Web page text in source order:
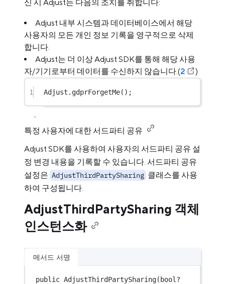
신 시 Adjust는 다음의 조치를 취합니다:
Adjust 내부 시스템과 데이터베이스에서 해당
사용자의 모든 개인 정보 기록을 영구적으로 삭제
합니다.
Adjust는 더 이상 Adjust SDK를 통해 해당 사용
자/기기로부터 데이터를 수신하지 않습니다.(2 )
1 Adjust. gdprForgetMe();
특정 사용자에 대한 서드파티 공유
Adjust SDK를 사용하여 사용자의 서드파티 공유 설
정 변경 내용을 기록할 수 있습니다. 서드파티 공유
설정은 AdjustThirdPartySharing 클래스를 사용
하여 구성됩니다.
AdjustThirdPartySharing 객체
인스턴스화
메서드 서명
public AdjustThirdPartySharing(bool?